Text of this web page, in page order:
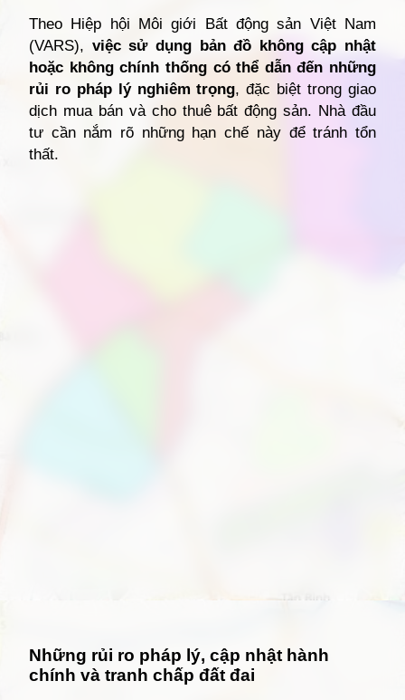
Theo Hiệp hội Môi giới Bất động sản Việt Nam
(VARS), việc sử dụng bản đồ không cập nhật
hoặc không chính thống có thể dẫn đến những
rủi ro pháp lý nghiêm trọng, đặc biệt trong giao
dịch mua bán và cho thuê bất động sản. Nhà đầu
tư cần nắm rõ những hạn chế này để tránh tổn
thất.
Những rủi ro pháp lý, cập nhật hành
chính và tranh chấp đất đai